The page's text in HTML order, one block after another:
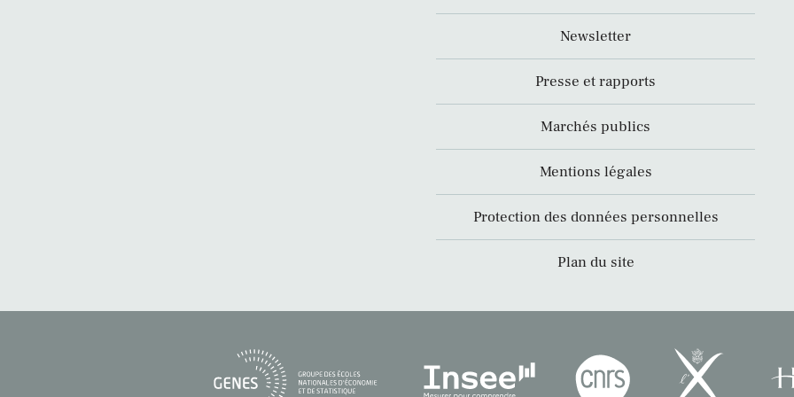
Newsletter
Presse et rapports
Marchés publics
Mentions légales
Protection des données personnelles
Plan du site